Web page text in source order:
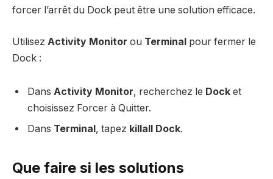
forcer l’arrêt du Dock peut être une solution efficace.
Utilisez Activity Monitor ou Terminal pour fermer le
Dock :
Dans Activity Monitor, recherchez le Dock et
choisissez Forcer à Quitter.
Dans Terminal , tapez killall Dock.
Que faire si les solutions